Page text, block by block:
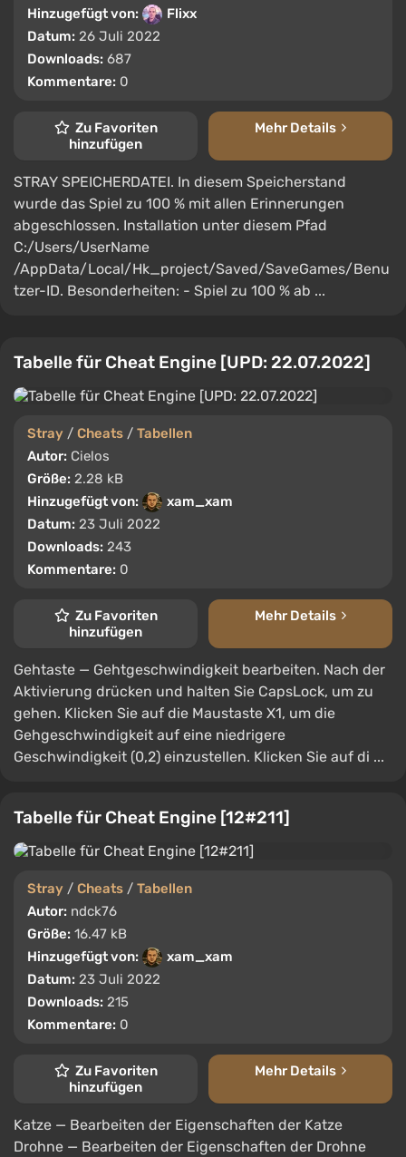
Hinzugefügt von:
Flixx
Datum: 26 Juli 2022
Downloads: 687
Kommentare: 0
Zu Favoriten
hinzufügen
Mehr Details
STRAY SPEICHERDATEI. In diesem Speicherstand
wurde das Spiel zu 100 % mit allen Erinnerungen
abgeschlossen. Installation unter diesem Pfad
C:/Users/UserName
/AppData/Local/Hk_project/Saved/SaveGames/Benu
tzer-ID. Besonderheiten: - Spiel zu 100 % ab ...
Tabelle für Cheat Engine [UPD: 22.07.2022]
Stray / Cheats / Tabellen
Autor: Cielos
Größe: 2.28 kB
Hinzugefügt von:
xam_xam
Datum: 23 Juli 2022
Downloads: 243
Kommentare: 0
Zu Favoriten
hinzufügen
Mehr Details
Gehtaste — Gehtgeschwindigkeit bearbeiten. Nach der
Aktivierung drücken und halten Sie CapsLock, um zu
gehen. Klicken Sie auf die Maustaste X1, um die
Gehgeschwindigkeit auf eine niedrigere
Geschwindigkeit (0,2) einzustellen. Klicken Sie auf di ...
Tabelle für Cheat Engine [12#211]
Stray / Cheats / Tabellen
Autor: ndck76
Größe: 16.47 kB
Hinzugefügt von:
xam_xam
Datum: 23 Juli 2022
Downloads: 215
Kommentare: 0
Zu Favoriten
hinzufügen
Mehr Details
Katze — Bearbeiten der Eigenschaften der Katze
Drohne — Bearbeiten der Eigenschaften der Drohne